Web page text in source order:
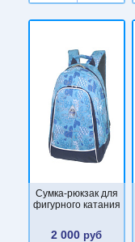
Сумка-рюкзак для
фигурного катания
2 000 руб